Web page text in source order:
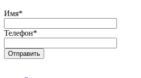
Имя*
Телефон*